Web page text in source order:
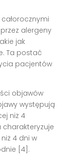
alergeny
jak
Ta postać
pacjentów
objawów
występują
niż 4
charakteryzuje
4 dni w
[4].